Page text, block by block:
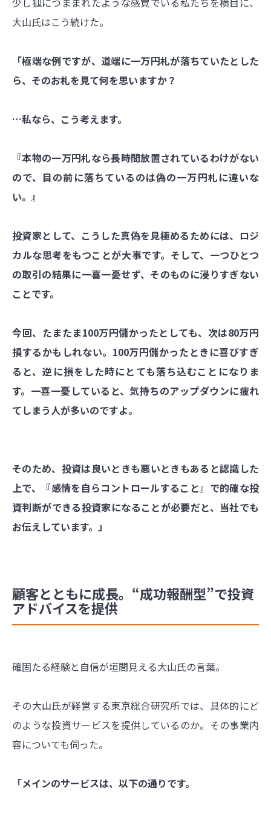
大山氏はこう続けた。
「極端な例ですが、道端に一万円札が落ちていたとした
ら、そのお札を見て何を思いますか？
…私なら、こう考えます。
『本物の一万円札なら長時間放置されているわけがない
ので、目の前に落ちているのは偽の一万円札に違いな
い。』
投資家として、こうした真偽を見極めるためには、ロジ
カルな思考をもつことが大事です。そして、一つひとつ
の取引の結果に一喜一憂せず、そのものに浸りすぎない
ことです。
今回、たまたま100万円儲かったとしても、次は80万円
損するかもしれない。100万円儲かったときに喜びすぎ
ると、逆に損をした時にとても落ち込むことになりま
す。一喜一憂していると、気持ちのアップダウンに疲れ
てしまう人が多いのですよ。
そのため、投資は良いときも悪いときもあると認識した
上で、『感情を自らコントロールすること』で的確な投
資判断ができる投資家になることが必要だと、当社でも
お伝えしています。」
顧客とともに成長。“成功報酬型”で投資
アドバイスを提供
確固たる経験と自信が垣間見える大山氏の言葉。
その大山氏が経営する東京総合研究所では、具体的にど
のような投資サービスを提供しているのか。その事業内
容についても伺った。
「メインのサービスは、以下の通りです。